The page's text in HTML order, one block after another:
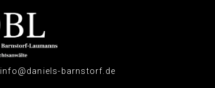
info@daniels-barnstorf.de